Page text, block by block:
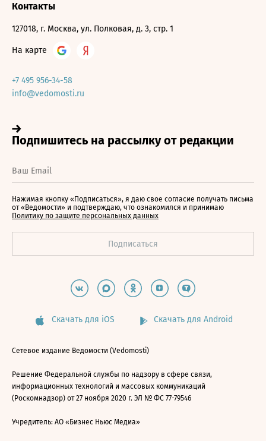
Контакты
127018, г. Москва, ул. Полковая, д. 3, стр. 1
На карте
+7 495 956-34-58
info@vedomosti.ru
Нажимая кнопку «Подписаться», я даю свое согласие получать письма
от «Ведомости» и подтверждаю, что ознакомился и принимаю
Политику по защите персональных данных
Скачать для iOS Скачать для Android
Сетевое издание Ведомости (Vedomosti)
Решение Федеральной службы по надзору в сфере связи,
информационных технологий и массовых коммуникаций
(Роскомнадзор) от 27 ноября 2020 г. ЭЛ № ФС 77-79546
Учредитель: АО «Бизнес Ньюс Медиа»